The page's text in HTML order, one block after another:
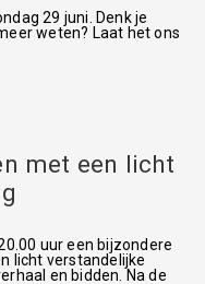
29 juni. Denk je
weten? Laat het ons
met een licht
uur een bijzondere
licht verstandelijke
en bidden. Na de